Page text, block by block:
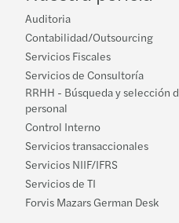
Auditoria
Contabilidad/Outsourcing
Servicios Fiscales
Servicios de Consultoría
RRHH - Búsqueda y selección
personal
Control Interno
Servicios transaccionales
Servicios NIIF/IFRS
Servicios de TI
Forvis Mazars German Desk